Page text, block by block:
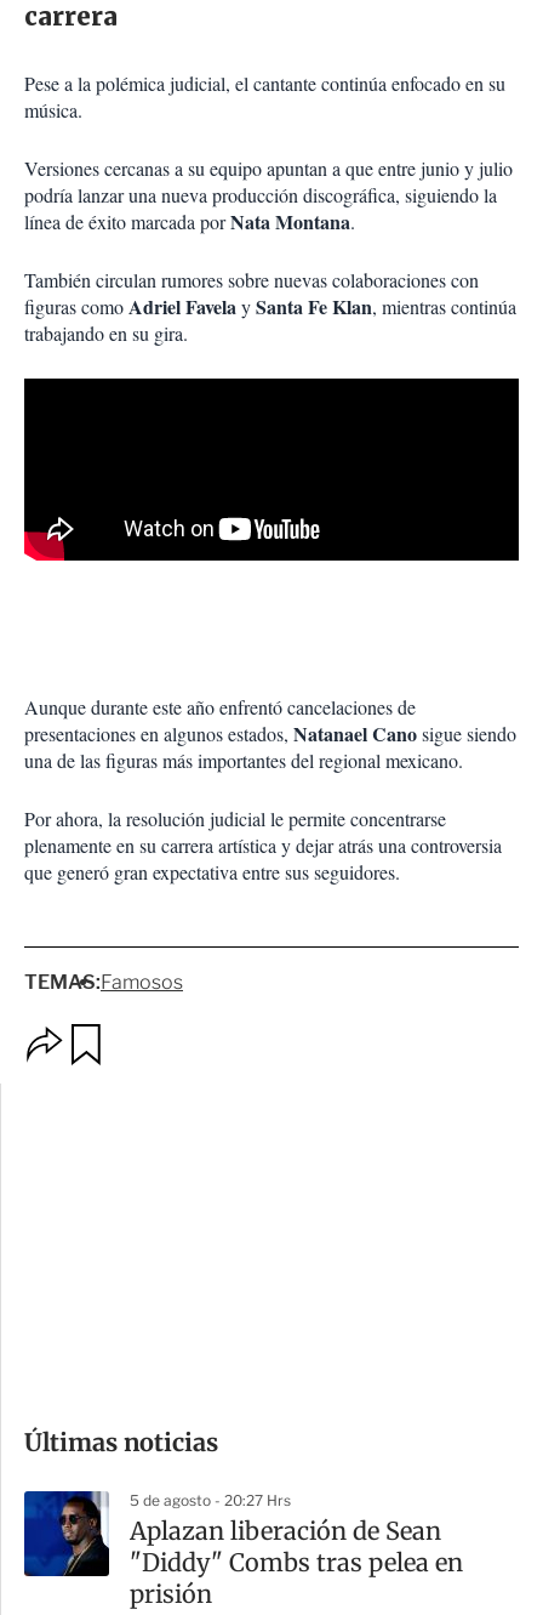
carrera
Pese a la polémica judicial, el cantante continúa enfocado en su
música.
Versiones cercanas a su equipo apuntan a que entre junio y julio
podría lanzar una nueva producción discográfica, siguiendo la
línea de éxito marcada porNata Montana.
También circulan rumores sobre nuevas colaboraciones con
figuras comoAdriel FavelaySanta Fe Klan, mientras continúa
trabajando en su gira.
Aunque durante este año enfrentó cancelaciones de
presentaciones en algunos estados, Natanael Canosigue siendo
una de las figuras más importantes del regional mexicano.
Por ahora, la resolución judicial le permite concentrarse
plenamente en su carrera artística y dejar atrás una controversia
que generó gran expectativa entre sus seguidores.
TEMAS:Famosos
p
m
a
r
t
Últimas noticias
5 de agosto - 20:27 Hrs
Aplazan liberación de Sean
"Diddy" Combs tras pelea en
prisión